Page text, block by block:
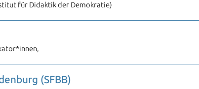
für Didaktik der Demokratie)
(SFBB)